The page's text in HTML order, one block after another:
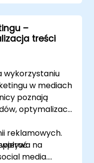
przepływ
AI, aby
i podejmowanie
–
treści
wykorzystaniu
w mediach
poznają
optymalizacji
reklamowych.
na
media.